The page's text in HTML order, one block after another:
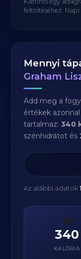
feltöltéséhez. Napi
Mennyi
Graham
Add meg a
értékek
tartalmaz:340
szénhidrátot és
Az alábbi adatok
🔥
340
KALÓRIA